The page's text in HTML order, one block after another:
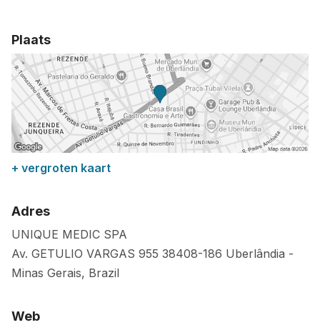
Plaats
+ vergroten kaart
Adres
UNIQUE MEDIC SPA
Av. GETULIO VARGAS 955 38408-186 Uberlândia -
Minas Gerais, Brazil
Web